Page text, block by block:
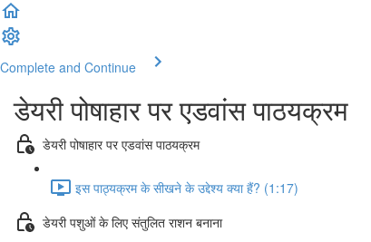
Complete and Continue
डेयरी पोषाहार पर एडवांस पाठयक्रम
डेयरी पोषाहार पर एडवांस पाठयक्रम
इस पाठ्यक्रम के सीखने के उद्देश्य क्या हैं? (1:17)
डेयरी पशुओं के लिए संतुलित राशन बनाना